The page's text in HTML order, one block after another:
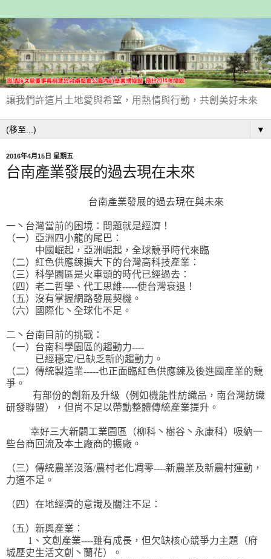
讓我們許這片土地愛與希望，用熱情與行動，共創美好未來
▼
2016年4月15日 星期五
台南產業發展的過去現在未來
台南產業發展的過去現在與未來
一丶台灣當前的困境：問題就是經濟！
（一）亞洲四小龍的尾巴：
中國崛起，亞洲崛起，全球競爭時代來臨
（二）紅色供應鍊擴大下的台灣高科技產業：
（三）科學園區是火車頭的時代已經過去：
（四）老二哲學、代工思維-----使台灣衰退！
（五）沒有掌握網路發展契機。
（六）國際化丶全球化不足。
二丶台南目前的挑戰：
（一）台南科學園區的趨動力----
已經穩定/已缺乏新的趨動力。
（二）傳統製造業-----也正面臨紅色供應鍊及後進國産業的競
爭。
有部份的創新及升級（例如機能性紡織品，南台灣紡織
研發聯盟），但尚不足以帶動整體傳統產業提升。
幸好三大新闢工業園區（柳科丶樹谷丶永康科）吸納一
些台商回流及本土廠商的擴廠。
（三）傳統農業沒落/農村老化凋零----新農業及新農村運動，
力道不足。
（四）在地經濟的意識及關注不足：
（五）新興產業：
1、文創產業----雖有成長，但欠缺核心競爭力主題（府
城歷史生活文創丶蘭花）。